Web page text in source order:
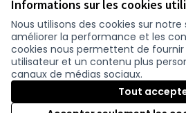
Informations sur les cookies
Nous utilisons des cookies sur
améliorer la performance et les
cookies nous permettent de
utilisateur et un contenu plus
canaux de médias sociaux.
Tout
Conditions d'utilisation
Paramètres des cookies
participer.loire-atlantique.fr sur
(Nouvelle fenêtre)
participer.loire-atlantique.fr
(Nouvelle fenêtre)
participer.loire-
(Nouvelle fenêtre)